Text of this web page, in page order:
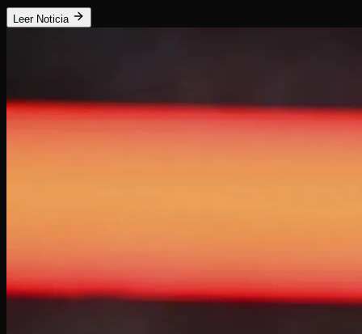
Leer Noticia